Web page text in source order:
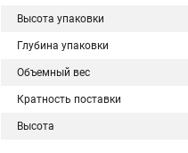
Высота упаковки
Глубина упаковки
Объемный вес
Кратность поставки
Высота